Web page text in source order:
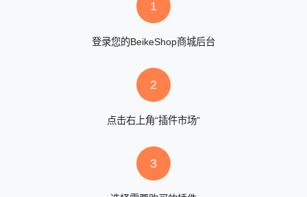
1
登录您的BeikeShop商城后台
2
点击右上角“插件市场”
3